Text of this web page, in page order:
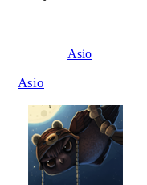
Asio
Asio